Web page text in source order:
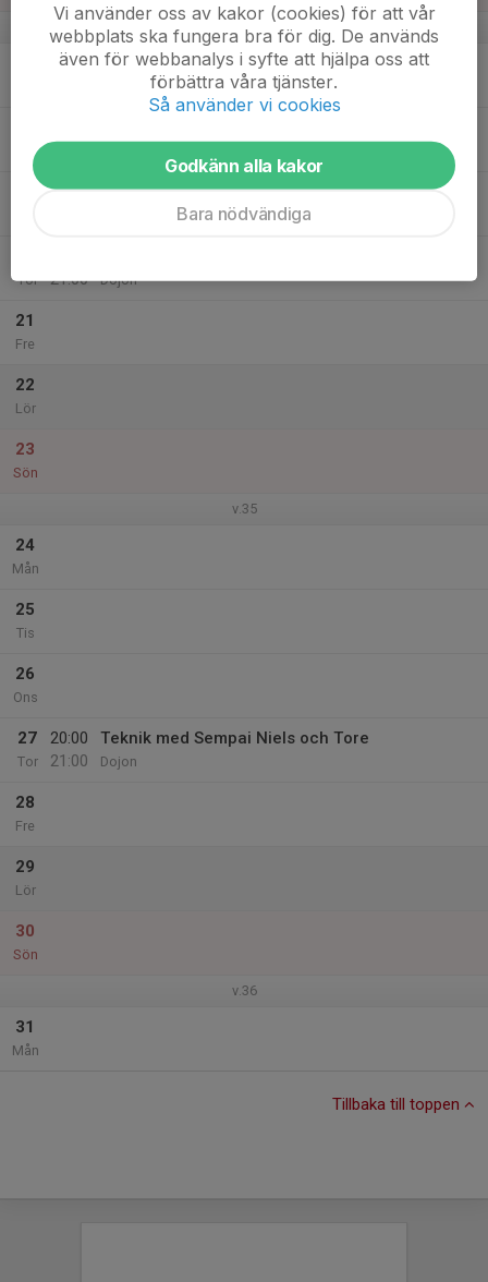
v.34
Tor
21:00
Dojon
21
Fre
22
Lör
23
Sön
v.35
24
Mån
25
Tis
26
Ons
27
Tor
20:00
21:00
Teknik med Sempai Niels och Tore
Dojon
28
Fre
29
Lör
30
Sön
v.36
31
Mån
Tillbaka till toppen
Vi använder oss av kakor (cookies) för att vår
webbplats ska fungera bra för dig. De används
även för webbanalys i syfte att hjälpa oss att
förbättra våra tjänster.
Så använder vi cookies
Godkänn alla kakor
Bara nödvändiga